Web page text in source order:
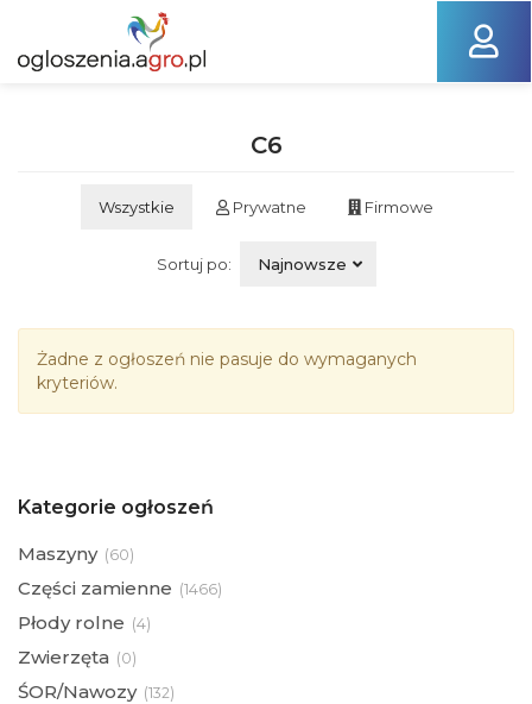
C6
Wszystkie Prywatne Firmowe
Sortuj po: Najnowsze
Żadne z ogłoszeń nie pasuje do wymaganych
kryteriów.
Kategorie ogłoszeń
Maszyny (60)
Części zamienne (1466)
Płody rolne (4)
Zwierzęta (0)
ŚOR/Nawozy (132)